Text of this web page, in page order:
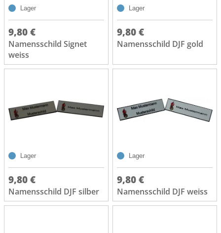
Lager
9,80 €
Namensschild Signet
weiss
Lager
9,80 €
Namensschild DJF gold
Lager
9,80 €
Namensschild DJF silber
Lager
9,80 €
Namensschild DJF weiss